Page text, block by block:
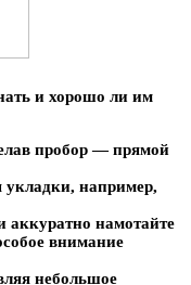
и хорошо ли им
пробор — прямой
укладки, например,
аккуратно намотайте
внимание
небольшое